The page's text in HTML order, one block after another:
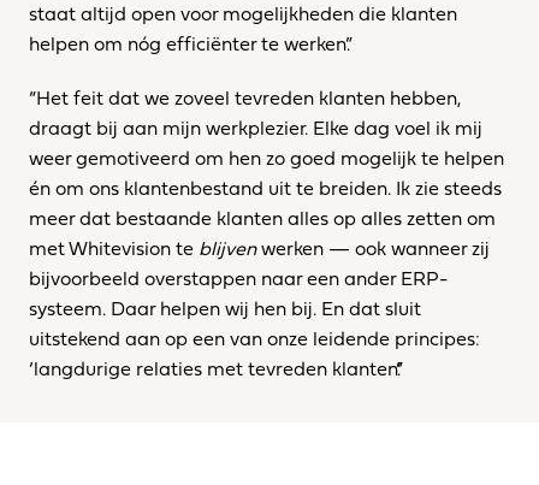
staat altijd open voor mogelijkheden die klanten
helpen om nóg efficiënter te werken.”
“Het feit dat we zoveel tevreden klanten hebben,
draagt bij aan mijn werkplezier. Elke dag voel ik mij
weer gemotiveerd om hen zo goed mogelijk te helpen
én om ons klantenbestand uit te breiden. Ik zie steeds
meer dat bestaande klanten alles op alles zetten om
met Whitevision te blijven werken — ook wanneer zij
bijvoorbeeld overstappen naar een ander ERP-
systeem. Daar helpen wij hen bij. En dat sluit
uitstekend aan op een van onze leidende principes:
‘langdurige relaties met tevreden klanten’.”